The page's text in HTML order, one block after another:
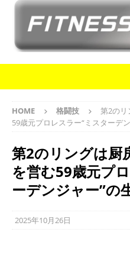
HOME 格闘技
第2の
59歳元プロレスラー“ミスターデ
第2のリングは
を営む59歳元プ
ーデンジャー”の
2025年10月26日